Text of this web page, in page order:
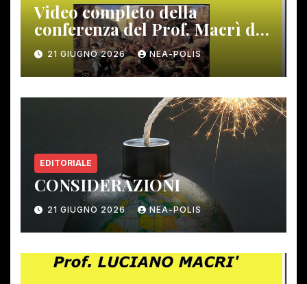
Video completo della
conferenza del Prof. Macrì del
12 giugno scorso
21 GIUGNO 2026 NEA-POLIS
EDITORIALE
CONSIDERAZIONI
21 GIUGNO 2026 NEA-POLIS